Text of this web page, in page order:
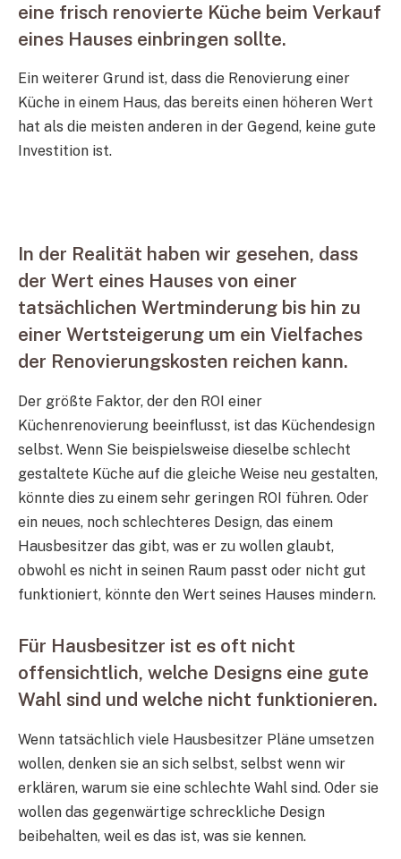
eine frisch renovierte Küche beim Verkauf
eines Hauses einbringen sollte.
Ein weiterer Grund ist, dass die Renovierung einer
Küche in einem Haus, das bereits einen höheren Wert
hat als die meisten anderen in der Gegend, keine gute
Investition ist.
In der Realität haben wir gesehen, dass
der Wert eines Hauses von einer
tatsächlichen Wertminderung bis hin zu
einer Wertsteigerung um ein Vielfaches
der Renovierungskosten reichen kann.
Der größte Faktor, der den ROI einer
Küchenrenovierung beeinflusst, ist das Küchendesign
selbst. Wenn Sie beispielsweise dieselbe schlecht
gestaltete Küche auf die gleiche Weise neu gestalten,
könnte dies zu einem sehr geringen ROI führen. Oder
ein neues, noch schlechteres Design, das einem
Hausbesitzer das gibt, was er zu wollen glaubt,
obwohl es nicht in seinen Raum passt oder nicht gut
funktioniert, könnte den Wert seines Hauses mindern.
Für Hausbesitzer ist es oft nicht
offensichtlich, welche Designs eine gute
Wahl sind und welche nicht funktionieren.
Wenn tatsächlich viele Hausbesitzer Pläne umsetzen
wollen, denken sie an sich selbst, selbst wenn wir
erklären, warum sie eine schlechte Wahl sind. Oder sie
wollen das gegenwärtige schreckliche Design
beibehalten, weil es das ist, was sie kennen.